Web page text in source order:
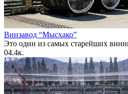
Винзавод “Мысхако”
Это один из самых старейших
04.4к.